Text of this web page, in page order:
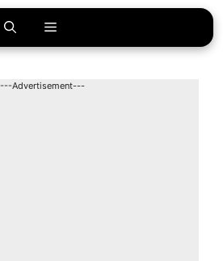
Menu
---Advertisement---